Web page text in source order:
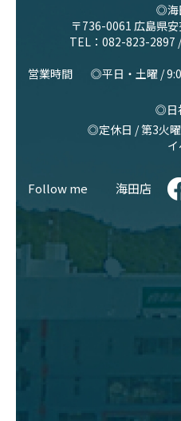
◎海
〒736-0061 広島県
TEL： 082-823-2897
営業時間
◎平日・土曜 /
◎日
◎定休日 / 第3火
Follow me 海田店